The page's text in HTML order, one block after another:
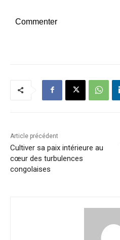
Commenter
Article précédent
Cultiver sa paix intérieure au
cœur des turbulences
congolaises